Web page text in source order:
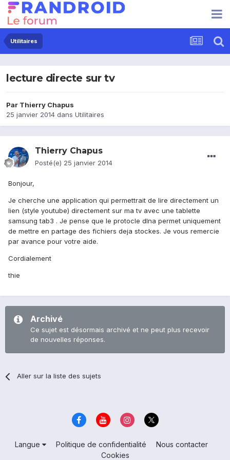
Utilitaires
lecture directe sur tv
Par Thierry Chapus
25 janvier 2014 dans Utilitaires
Thierry Chapus
Posté(e) 25 janvier 2014
Bonjour,
Je cherche une application qui permettrait de lire directement un
lien (style youtube) directement sur ma tv avec une tablette
samsung tab3 . Je pense que le protocle dlna permet uniquement
de mettre en partage des fichiers deja stockes. Je vous remercie
par avance pour votre aide.
Cordialement
thie
Archivé
Ce sujet est désormais archivé et ne peut plus recevoir
de nouvelles réponses.
Aller sur la liste des sujets
Langue Politique de confidentialité
Nous contacter
Cookies